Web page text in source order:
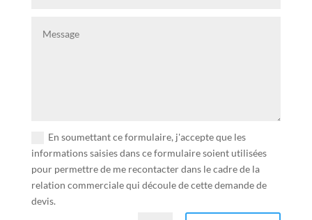
En soumettant ce formulaire, j'accepte que les
informations saisies dans ce formulaire soient utilisées
pour permettre de me recontacter dans le cadre de la
relation commerciale qui découle de cette demande de
devis.